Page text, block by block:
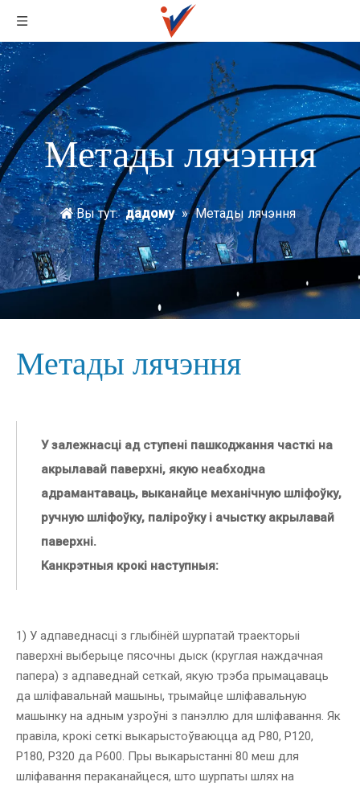
Метады лячэння
Вы тут: дадому » Метады лячэння
Метады лячэння
У залежнасці ад ступені пашкоджання часткі на
акрылавай паверхні, якую неабходна
адрамантаваць, выканайце механічную шліфоўку,
ручную шліфоўку, паліроўку і ачыстку акрылавай
паверхні.
Канкрэтныя крокі наступныя:
1) У адпаведнасці з глыбінёй шурпатай траекторыі
паверхні выберыце пясочны дыск (круглая наждачная
папера) з адпаведнай сеткай, якую трэба прымацаваць
да шліфавальнай машыны, трымайце шліфавальную
машынку на адным узроўні з панэллю для шліфавання. Як
правіла, крокі сеткі выкарыстоўваюцца ад P80, P120,
P180, P320 да P600. Пры выкарыстанні 80 меш для
шліфавання пераканайцеся, што шурпаты шлях на